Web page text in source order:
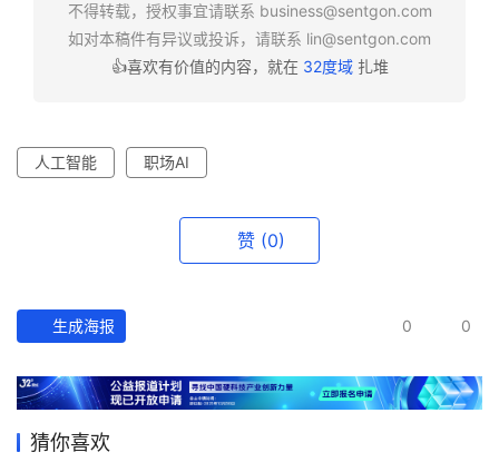
研
投
之
窗
不得转载，授权事宜请联系 business@sentgon.com
如对本稿件有异议或投诉，请联系 lin@sentgon.com
👍喜欢有价值的内容，就在 32度域扎堆
人工智能 职场AI
赞 (0)
生成海报 0 0
猜你喜欢